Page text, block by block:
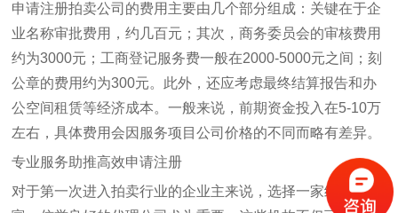
申请注册拍卖公司的费用主要由几个部分组成：关键在于企
业名称审批费用，约几百元；其次，商务委员会的审核费用
约为3000元；工商登记服务费一般在2000-5000元之间；刻
公章的费用约为300元。此外，还应考虑最终结算报告和办
公空间租赁等经济成本。一般来说，前期资金投入在5-10万
左右，具体费用会因服务项目公司价格的不同而略有差异。
专业服务助推高效申请注册
对于第一次进入拍卖行业的企业主来说，选择一家经验丰